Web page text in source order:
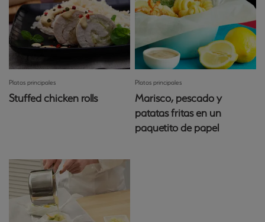
Platos principales
Stuffed chicken rolls
Platos principales
Marisco, pescado y
patatas fritas en un
paquetito de papel